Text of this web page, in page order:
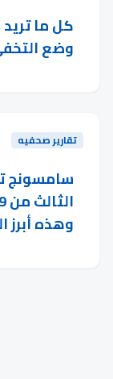
كل ما
وضع
تقارير صحفيه
سامسونج
وهذه أبرز